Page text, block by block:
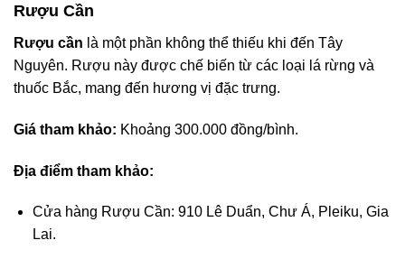
Rượu Cần
Rượu cần là một phần không thể thiếu khi đến Tây
Nguyên. Rượu này được chế biến từ các loại lá rừng và
thuốc Bắc, mang đến hương vị đặc trưng.
Giá tham khảo: Khoảng 300.000 đồng/bình.
Địa điểm tham khảo:
Cửa hàng Rượu Cần: 910 Lê Duẩn, Chư Á, Pleiku, Gia
Lai.